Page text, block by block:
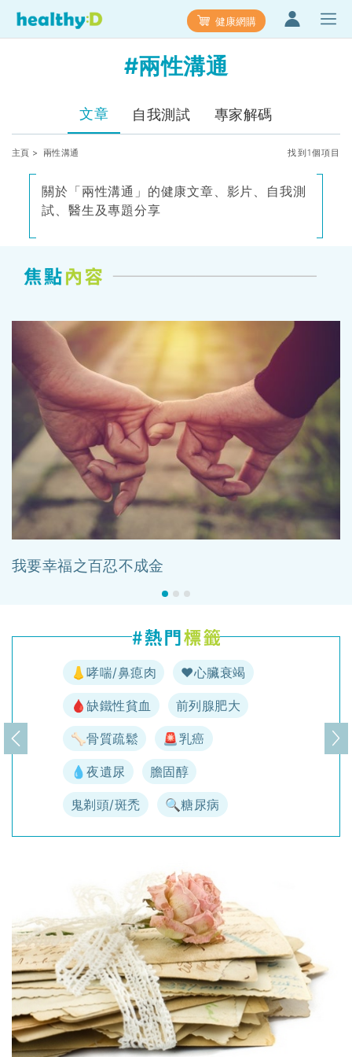
健康網購
#兩性溝通
文章 自我測試 專家解碼
主頁 > 兩性溝通 找到1個項目
關於「兩性溝通」的健康文章、影片、自我測
試、醫生及專題分享
我要幸福之百忍不成金
👃哮喘/鼻瘜肉 ♥️心臟衰竭
🩸缺鐵性貧血 前列腺肥大
🦴骨質疏鬆 🚨乳癌
💧夜遺尿 膽固醇
鬼剃頭/斑禿 🔍糖尿病
上一頁 下